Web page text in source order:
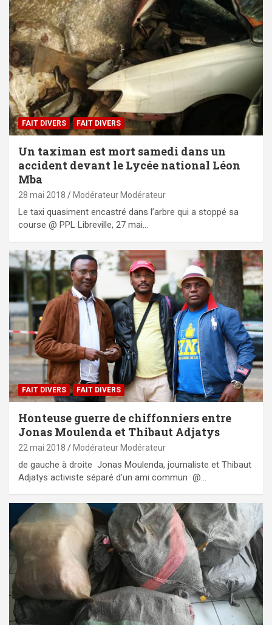
FAIT DIVERS FAIT DIVERS
Un taximan est mort samedi dans un
accident devant le Lycée national Léon
Mba
28 mai 2018 Modérateur Modérateur
Le taxi quasiment encastré dans l’arbre qui a stoppé sa
course @ PPL Libreville, 27 mai…
FAIT DIVERS FAIT DIVERS
Honteuse guerre de chiffonniers entre
Jonas Moulenda et Thibaut Adjatys
22 mai 2018 Modérateur Modérateur
de gauche à droite Jonas Moulenda, journaliste et Thibaut
Adjatys activiste séparé d’un ami commun @…